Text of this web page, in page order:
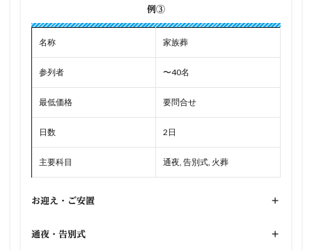
例③
名称 家族葬
参列者 〜40名
最低価格 要問合せ
日数 2日
主要科目 通夜, 告別式, 火葬
お迎え・ご安置 +
通夜・告別式 +